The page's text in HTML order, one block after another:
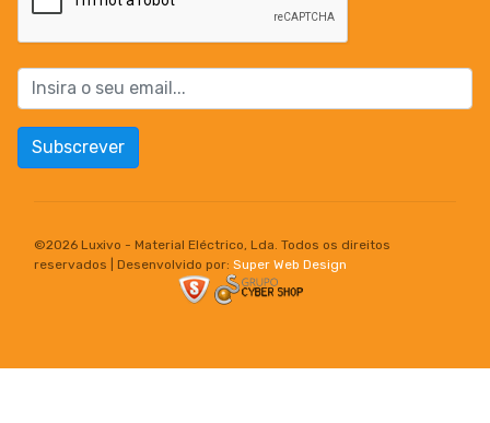
Subscrever
©2026 Luxivo - Material Eléctrico, Lda. Todos os direitos
reservados | Desenvolvido por: Super Web Design